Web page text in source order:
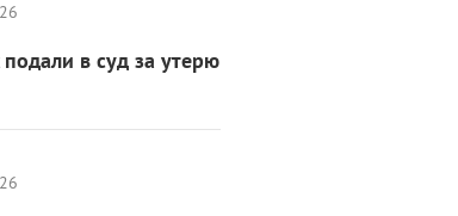
в суд за утерю